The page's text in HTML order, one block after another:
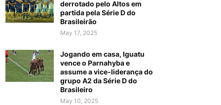
derrotado pelo Altos em
partida pela Série D do
Brasileirão
May 17, 2025
Jogando em casa, Iguatu
vence o Parnahyba e
assume a vice-liderança do
grupo A2 da Série D do
Brasileiro
May 10, 2025